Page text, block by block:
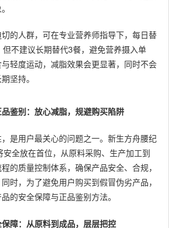
的人群，可在专业营养师指导下，每日替
不建议长期替代3餐，避免营养摄入单
轻度运动，减脂效果会更显著，同时不会
坚持。
鉴别：放心减脂，规避购买陷阱
是用户最关心的问题之一。新生方舟腰纪
全放在首位，从原料采购、生产加工到
的质量控制体系，确保产品安全、合规，
时，为了避免用户购买到假冒伪劣产品，
的安全保障与正品鉴别方法。
保障：从原料到成品，层层把控